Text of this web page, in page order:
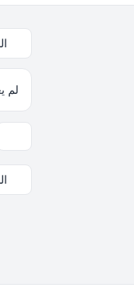
لم